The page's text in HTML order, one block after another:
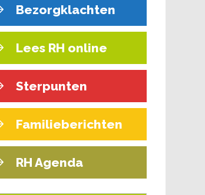
Bezorgklachten
Lees RH online
Sterpunten
Familieberichten
RH Agenda